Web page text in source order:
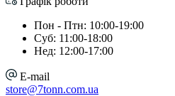
Пон - Птн: 10:00-19:00
Суб: 11:00-18:00
Нед: 12:00-17:00
E-mail
store@7tonn.com.ua